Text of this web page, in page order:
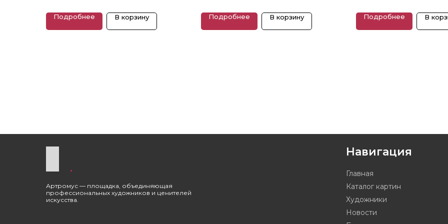
Подробнее В корзину Подробнее В корзину
Подробнее
В
Навигация
Артромус — площадка, объединяющая
профессиональных художников и ценителей
искусства.
Главная
Каталог картин
Художники
Новости